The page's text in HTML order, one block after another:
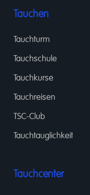
Tauchen
Tauchturm
Tauchschule
Tauchkurse
Tauchreisen
TSC-Club
Tauchtauglichkeit
Tauchcenter